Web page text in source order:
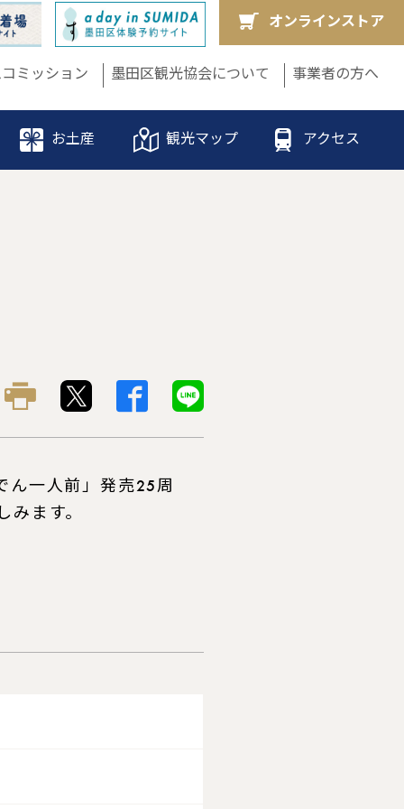
オンラインストア
ミッション 墨田区観光協会について 事業者の方へ
お土産 観光マップ アクセス
ん一人前」発売25周
みます。